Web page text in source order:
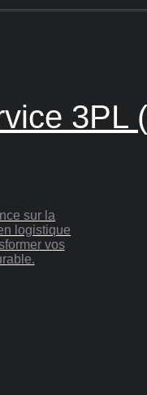
3PL
sur la
logistique
vos